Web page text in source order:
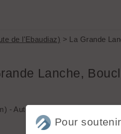
de l'Ebaudiaz) > La Grande
Lanche,
Sommet :
- Autoroute A430 -
Pour